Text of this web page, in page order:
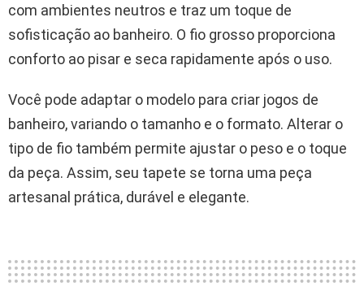
com ambientes neutros e traz um toque de
sofisticação ao banheiro. O fio grosso proporciona
conforto ao pisar e seca rapidamente após o uso.
Você pode adaptar o modelo para criar jogos de
banheiro, variando o tamanho e o formato. Alterar o
tipo de fio também permite ajustar o peso e o toque
da peça. Assim, seu tapete se torna uma peça
artesanal prática, durável e elegante.